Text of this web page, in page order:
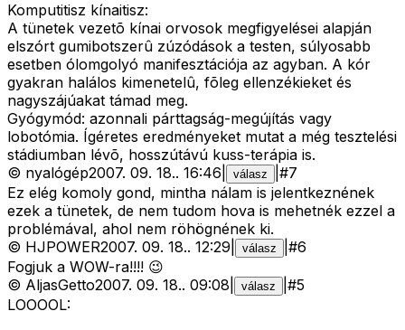
Komputitisz kínaitisz:
A tünetek vezetõ kínai orvosok megfigyelései alapján
elszórt gumibotszerû zúzódások a testen, súlyosabb
esetben ólomgolyó manifesztációja az agyban. A kór
gyakran halálos kimenetelû, fõleg ellenzékieket és
nagyszájúakat támad meg.
Gyógymód: azonnali párttagság-megújítás vagy
lobotómia. Ígéretes eredményeket mutat a még tesztelési
stádiumban lévõ, hosszútávú kuss-terápia is.
© nyalógép2007. 09. 18.. 16:46 válasz #7
Ez elég komoly gond, mintha nálam is jelentkeznének
ezek a tünetek, de nem tudom hova is mehetnék ezzel a
problémával, ahol nem röhögnének ki.
© HJPOWER2007. 09. 18.. 12:29 válasz #6
Fogjuk a WOW-ra!!!! 😉
© AljasGetto2007. 09. 18.. 09:08 válasz #5
LOOOOL: